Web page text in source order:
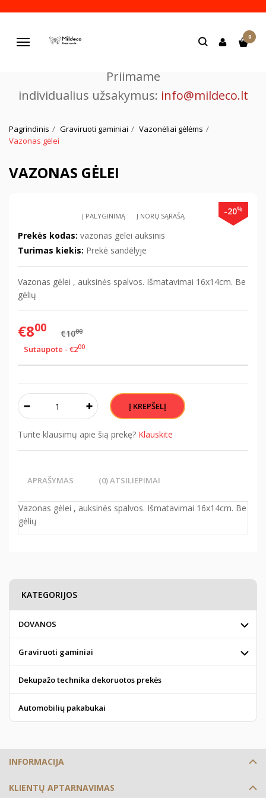
Navigacija
0
Priimame
individualius užsakymus: info@mildeco.lt
Pagrindinis Graviruoti gaminiai
Vazonėliai gėlėms
Vazonas gėlei
VAZONAS GĖLEI
-20%
Į PALYGINIMĄ Į NORŲ SĄRAŠĄ
Prekės kodas: vazonas gelei auksinis
Turimas kiekis: Prekė sandėlyje
Vazonas gėlei , auksinės spalvos. Išmatavimai 16x14cm. Be
gėlių
€800 €1000
Sutaupote - €200
Turite klausimų apie šią prekę? Klauskite
APRAŠYMAS (0) ATSILIEPIMAI
Vazonas gėlei , auksinės spalvos. Išmatavimai 16x14cm. Be
gėlių
KATEGORIJOS
DOVANOS
Graviruoti gaminiai
Dekupažo technika dekoruotos prekės
Automobilių pakabukai
INFORMACIJA
KLIENTŲ APTARNAVIMAS